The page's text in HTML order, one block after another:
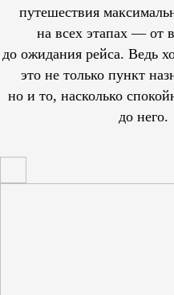
путешествия
на всех этапах — от
до ожидания рейса. Ведь
это не только пункт
но и то, насколько
до него.